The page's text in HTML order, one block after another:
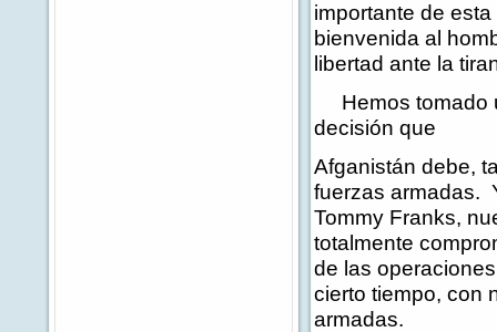
importante de
bienvenida al
libertad ante la
Hemos tomado
decisión que
Afganistán debe,
fuerzas armadas.
Tommy Franks,
totalmente
de las
cierto tiempo, con
armadas.